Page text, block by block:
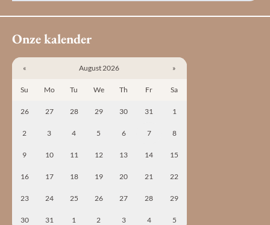
Onze kalender
« August 2026 »
Su Mo Tu We Th Fr Sa
26 27 28 29 30 31 1
2 3 4 5 6 7 8
9 10 11 12 13 14 15
16 17 18 19 20 21 22
23 24 25 26 27 28 29
30 31 1 2 3 4 5